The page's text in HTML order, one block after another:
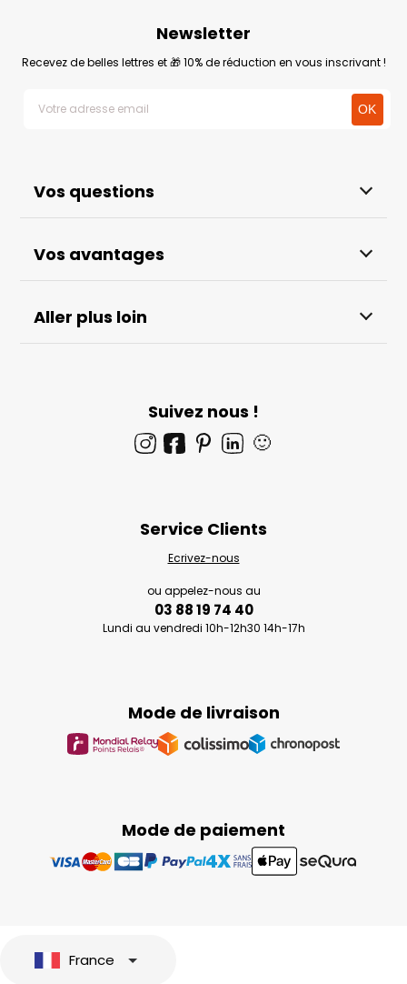
Vos questions
Vos avantages
Aller plus loin
Newsletter
Recevez de belles lettres et 🎁 10% de réduction en vous inscrivant !
Suivez nous !
🙂
Mode de paiement
Mode de livraison
Service Clients
Ecrivez-nous
ou appelez-nous au
03 88 19 74 40
Lundi au vendredi 10h-12h30 14h-17h
France